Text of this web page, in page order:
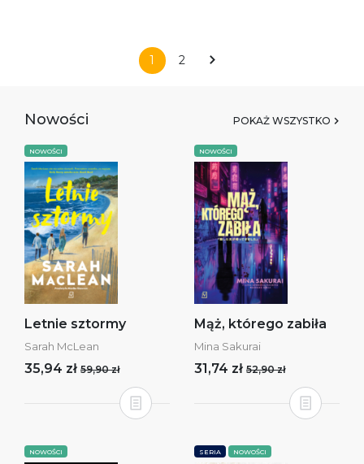
1 2
Nowości POKAŻ WSZYSTKO
NOWOŚCI
Letnie sztormy
Sarah McLean
35,94 zł 59,90 zł
NOWOŚCI
Mąż, którego zabiła
Mina Sakurai
31,74 zł 52,90 zł
NOWOŚCI SERIA NOWOŚCI